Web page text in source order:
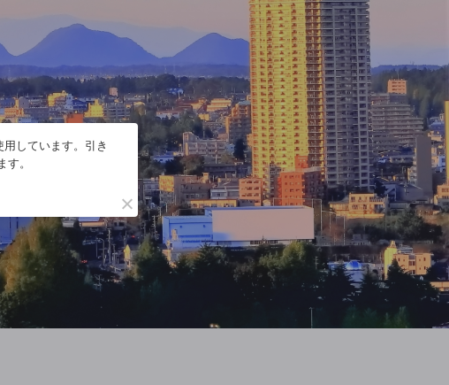
しています。引き
。